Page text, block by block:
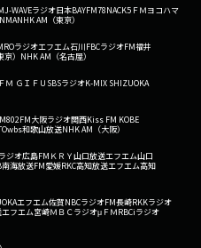
J-WAVEラジオ日本BAYFM78NACK5 ＦＭヨコハマ
NHK AM（東京）
ラジオエフエム石川FBCラジオFM福井
） NHK AM（名古屋）
ＦＭ ＧＩＦＵ SBSラジオK-MIX SHIZUOKA
FM大阪ラジオ関西Kiss FM KOBE
wbs和歌山放送NHK AM（大阪）
ジオ広島FM ＫＲＹ山口放送エフエム山口
南海放送FM愛媛RKC高知放送エフエム高知
エフエム佐賀NBCラジオFM長崎RKKラジオ
エフエム宮崎ＭＢＣラジオμＦＭRBCiラジオ